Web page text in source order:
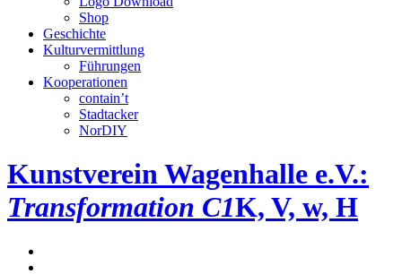
Shop
Geschichte
Kulturvermittlung
Führungen
Kooperationen
contain’t
Stadtacker
NorDIY
Kunstverein Wagenhalle e.V.:
Transformation C1K, V, w, H